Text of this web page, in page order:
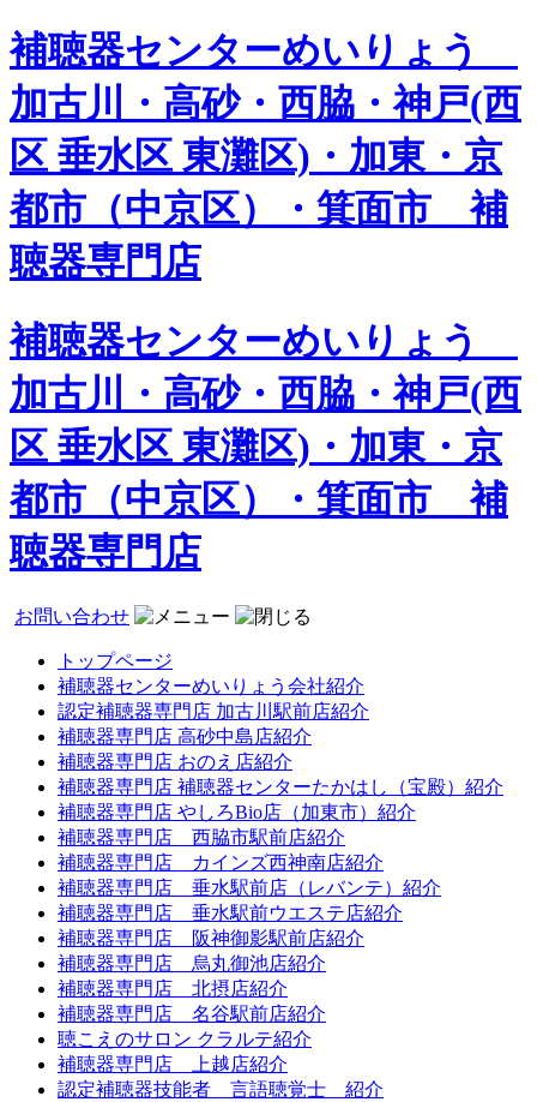
補聴器センターめいりょう
加古川・高砂・西脇・神戸(西
区 垂水区 東灘区)・加東・京
都市（中京区）・箕面市 補
聴器専門店
補聴器センターめいりょう
加古川・高砂・西脇・神戸(西
区 垂水区 東灘区)・加東・京
都市（中京区）・箕面市 補
聴器専門店
お問い合わせ
トップページ
補聴器センターめいりょう会社紹介
認定補聴器専門店 加古川駅前店紹介
補聴器専門店 高砂中島店紹介
補聴器専門店 おのえ店紹介
補聴器専門店 補聴器センターたかはし（宝殿）紹介
補聴器専門店 やしろBio店（加東市）紹介
補聴器専門店 西脇市駅前店紹介
補聴器専門店 カインズ西神南店紹介
補聴器専門店 垂水駅前店（レバンテ）紹介
補聴器専門店 垂水駅前ウエステ店紹介
補聴器専門店 阪神御影駅前店紹介
補聴器専門店 烏丸御池店紹介
補聴器専門店 北摂店紹介
補聴器専門店 名谷駅前店紹介
聴こえのサロン クラルテ紹介
補聴器専門店 上越店紹介
認定補聴器技能者 言語聴覚士 紹介